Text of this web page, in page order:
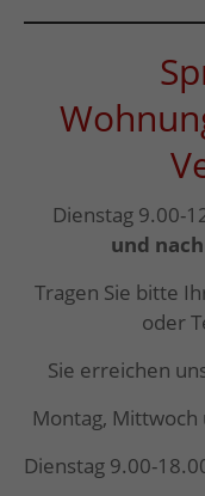
Dienstag 9.00-
und
Tragen Sie bitte
oder
Sie erreichen
Montag,
Dienstag 9.00-